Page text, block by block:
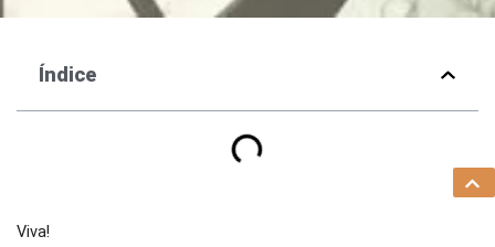
Índice
Viva!